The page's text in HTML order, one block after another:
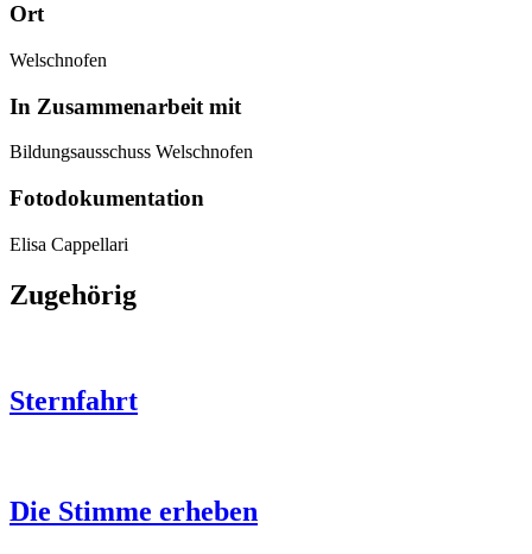
Ort
Welschnofen
In Zusammenarbeit mit
Bildungsausschuss Welschnofen
Fotodokumentation
Elisa Cappellari
Zugehörig
Sternfahrt
Die Stimme erheben